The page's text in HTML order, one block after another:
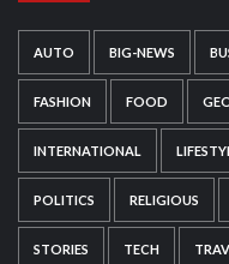
AUTO BIG-NEWS
FASHION FOOD
INTERNATIONAL
POLITICS RELIGIOUS
STORIES TECH